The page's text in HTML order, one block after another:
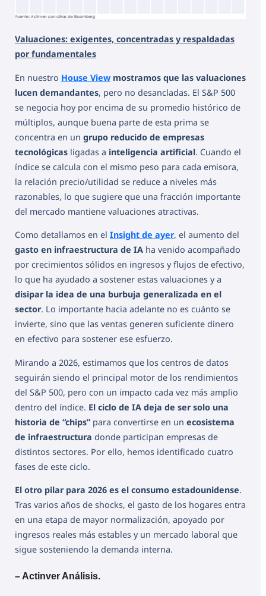
Valuaciones: exigentes, concentradas y respaldadas
por fundamentales
En nuestro House View mostramos que las valuaciones
lucen demandantes, pero no desancladas. El S&P 500
se negocia hoy por encima de su promedio histórico de
múltiplos, aunque buena parte de esta prima se
concentra en un grupo reducido de empresas
tecnológicas ligadas a inteligencia artificial. Cuando el
índice se calcula con el mismo peso para cada emisora,
la relación precio/utilidad se reduce a niveles más
razonables, lo que sugiere que una fracción importante
del mercado mantiene valuaciones atractivas.
Como detallamos en el Insight de ayer, el aumento del
gasto en infraestructura de IA ha venido acompañado
por crecimientos sólidos en ingresos y flujos de efectivo,
lo que ha ayudado a sostener estas valuaciones y a
disipar la idea de una burbuja generalizada en el
sector. Lo importante hacia adelante no es cuánto se
invierte, sino que las ventas generen suficiente dinero
en efectivo para sostener ese esfuerzo.
Mirando a 2026, estimamos que los centros de datos
seguirán siendo el principal motor de los rendimientos
del S&P 500, pero con un impacto cada vez más amplio
dentro del índice. El ciclo de IA deja de ser solo una
historia de “chips” para convertirse en un ecosistema
de infraestructura donde participan empresas de
distintos sectores. Por ello, hemos identificado cuatro
fases de este ciclo.
El otro pilar para 2026 es el consumo estadounidense.
Tras varios años de shocks, el gasto de los hogares entra
en una etapa de mayor normalización, apoyado por
ingresos reales más estables y un mercado laboral que
sigue sosteniendo la demanda interna.
– Actinver Análisis.